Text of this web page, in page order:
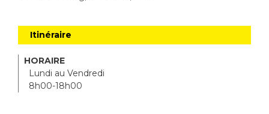
Itinéraire
HORAIRE
Lundi au Vendredi
8h00-18h00